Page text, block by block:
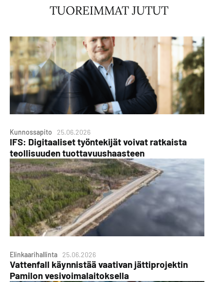
TUOREIMMAT JUTUT
Kunnossapito 25.06.2026
IFS: Digitaaliset työntekijät voivat ratkaista
teollisuuden tuottavuushaasteen
Elinkaarihallinta 25.06.2026
Vattenfall käynnistää vaativan jättiprojektin
Pamilon vesivoimalaitoksella